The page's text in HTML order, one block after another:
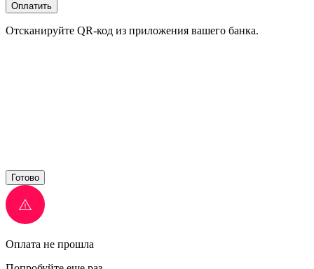
Оплатить
Отсканируйте QR-код из приложения вашего банка.
Готово
Оплата не прошла